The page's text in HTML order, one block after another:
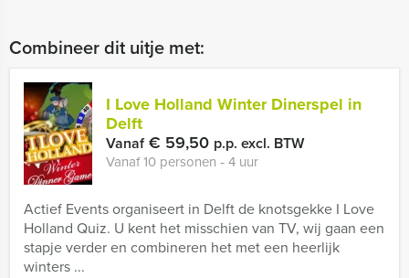
Combineer dit uitje met:
I Love Holland Winter Dinerspel in
Delft
Vanaf€ 59,50 p.p. excl. BTW
Vanaf 10 personen ‐ 4 uur
Actief Events organiseert in Delft de knotsgekke I Love
Holland Quiz. U kent het misschien van TV, wij gaan een
stapje verder en combineren het met een heerlijk
winters ...